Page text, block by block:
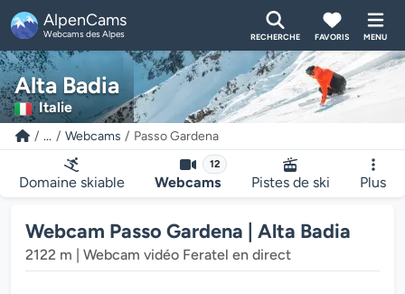
AlpenCams
Webcams des Alpes RECHERCHE FAVORIS MENU
Alta Badia
Italie
... Webcams Passo Gardena
Domaine skiable
12
Webcams Pistes de ski Plus
Webcam Passo Gardena | Alta Badia
2122 m | Webcam vidéo Feratel en direct